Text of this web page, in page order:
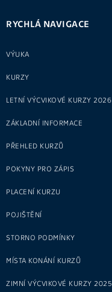
RYCHLÁ NAVIGACE
VÝUKA
KURZY
LETNÍ VÝCVIKOVÉ KURZY 2026
ZÁKLADNÍ INFORMACE
PŘEHLED KURZŮ
POKYNY PRO ZÁPIS
PLACENÍ KURZU
POJIŠTĚNÍ
STORNO PODMÍNKY
MÍSTA KONÁNÍ KURZŮ
ZIMNÍ VÝCVIKOVÉ KURZY 2025